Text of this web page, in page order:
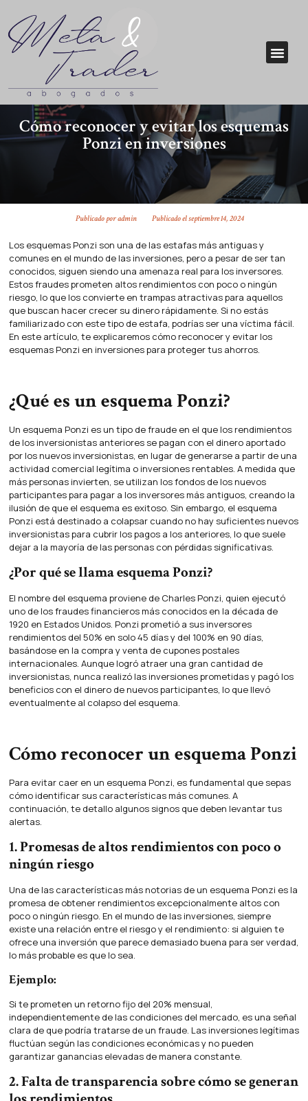
Cómo reconocer y evitar los esquemas
Ponzi en inversiones
Publicado poradmin Publicado elseptiembre 14, 2024
Los esquemas Ponzi son una de las estafas más antiguas y
comunes en el mundo de las inversiones, pero a pesar de ser tan
conocidos, siguen siendo una amenaza real para los inversores.
Estos fraudes prometen altos rendimientos con poco o ningún
riesgo, lo que los convierte en trampas atractivas para aquellos
que buscan hacer crecer su dinero rápidamente. Si no estás
familiarizado con este tipo de estafa, podrías ser una víctima fácil.
En este artículo, te explicaremos cómo reconocer y evitar los
esquemas Ponzi en inversiones para proteger tus ahorros.
¿Qué es un esquema Ponzi?
Un esquema Ponzi es un tipo de fraude en el que los rendimientos
de los inversionistas anteriores se pagan con el dinero aportado
por los nuevos inversionistas, en lugar de generarse a partir de una
actividad comercial legítima o inversiones rentables. A medida que
más personas invierten, se utilizan los fondos de los nuevos
participantes para pagar a los inversores más antiguos, creando la
ilusión de que el esquema es exitoso. Sin embargo, el esquema
Ponzi está destinado a colapsar cuando no hay suficientes nuevos
inversionistas para cubrir los pagos a los anteriores, lo que suele
dejar a la mayoría de las personas con pérdidas significativas.
¿Por qué se llama esquema Ponzi?
El nombre del esquema proviene de Charles Ponzi, quien ejecutó
uno de los fraudes financieros más conocidos en la década de
1920 en Estados Unidos. Ponzi prometió a sus inversores
rendimientos del 50% en solo 45 días y del 100% en 90 días,
basándose en la compra y venta de cupones postales
internacionales. Aunque logró atraer una gran cantidad de
inversionistas, nunca realizó las inversiones prometidas y pagó los
beneficios con el dinero de nuevos participantes, lo que llevó
eventualmente al colapso del esquema.
Cómo reconocer un esquema Ponzi
Para evitar caer en un esquema Ponzi, es fundamental que sepas
cómo identificar sus características más comunes. A
continuación, te detallo algunos signos que deben levantar tus
alertas.
1. Promesas de altos rendimientos con poco o
ningún riesgo
Una de las características más notorias de un esquema Ponzi es la
promesa de obtener rendimientos excepcionalmente altos con
poco o ningún riesgo. En el mundo de las inversiones, siempre
existe una relación entre el riesgo y el rendimiento: si alguien te
ofrece una inversión que parece demasiado buena para ser verdad,
lo más probable es que lo sea.
Ejemplo:
Si te prometen un retorno fijo del 20% mensual,
independientemente de las condiciones del mercado, es una señal
clara de que podría tratarse de un fraude. Las inversiones legítimas
fluctúan según las condiciones económicas y no pueden
garantizar ganancias elevadas de manera constante.
2. Falta de transparencia sobre cómo se generan